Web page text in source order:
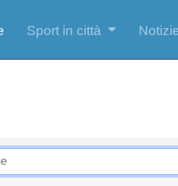
Sport in città
ricerca